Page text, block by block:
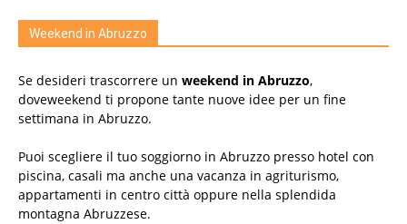
Weekend in Abruzzo
Se desideri trascorrere un weekend in Abruzzo,
doveweekend ti propone tante nuove idee per un fine
settimana in Abruzzo.
Puoi scegliere il tuo soggiorno in Abruzzo presso hotel con
piscina, casali ma anche una vacanza in agriturismo,
appartamenti in centro città oppure nella splendida
montagna Abruzzese.